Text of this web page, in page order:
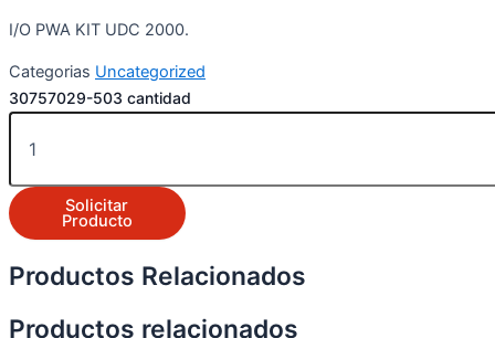
I/O PWA KIT UDC 2000.
Categorias Uncategorized
30757029-503 cantidad
Solicitar
Producto
Productos Relacionados
Productos relacionados